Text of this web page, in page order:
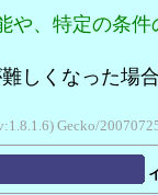
や、特定の条件
しくなった場
Gecko/